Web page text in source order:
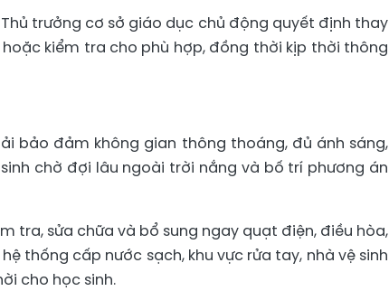
trưởng cơ sở giáo dục chủ động quyết định thay
kiểm tra cho phù hợp, đồng thời kịp thời thông
bảo đảm không gian thông thoáng, đủ ánh sáng,
chờ đợi lâu ngoài trời nắng và bố trí phương án
tra, sửa chữa và bổ sung ngay quạt điện, điều hòa,
thống cấp nước sạch, khu vực rửa tay, nhà vệ sinh
cho học sinh.